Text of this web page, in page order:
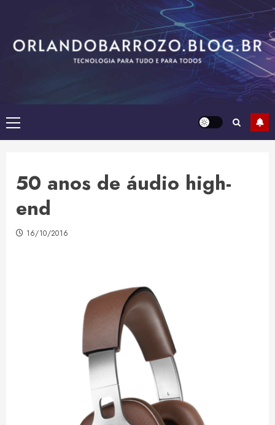
content
Primary
Menu
50 anos de áudio high-
end
16/10/2016